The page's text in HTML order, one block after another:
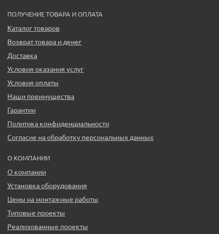
ПОЛУЧЕНИЕ ТОВАРА И ОПЛАТА
Каталог товаров
Возврат товара и денег
Доставка
Условия оказания услуг
Условия оплаты
Наши преимущества
Гарантии
Политика конфиденциальности
Согласие на обработку персональных данных
О КОМПАНИИ
О компании
Установка оборудования
Цены на монтажные работы
Типовые проекты
Реализованные проекты